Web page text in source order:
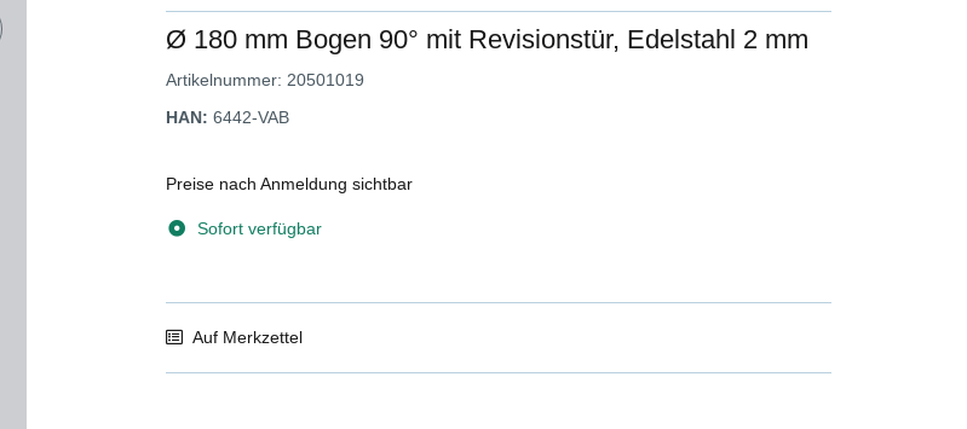
Ø 180 mm Bogen 90° mit Revisionstür, Edelstahl 2 mm
Artikelnummer: 20501019
HAN: 6442-VAB
Preise nach Anmeldung sichtbar
Sofort verfügbar
Auf Merkzettel